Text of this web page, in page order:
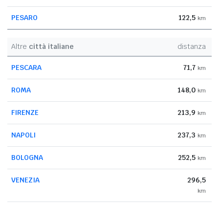
PESARO 122,5 km
Altre città italiane distanza
PESCARA 71,7 km
ROMA 148,0 km
FIRENZE 213,9 km
NAPOLI 237,3 km
BOLOGNA 252,5 km
VENEZIA 296,5
km